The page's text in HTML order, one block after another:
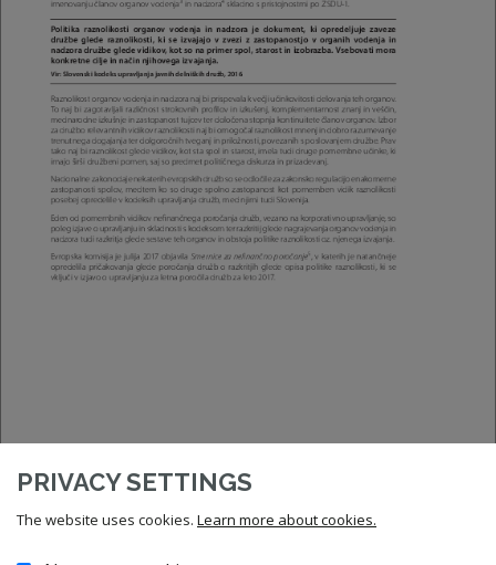
PRIVACY SETTINGS
The website uses cookies. Learn more about cookies.